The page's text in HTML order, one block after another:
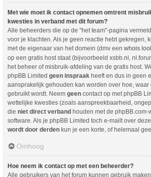
Met wie moet ik contact opnemen omtrent
kwesties in verband met dit forum?
Alle beheerders die op de "het team"-pagina
voor je klachten. Als je geen reactie hebt gekregen,
met de eigenaar van het domein (dmv een whois
op een gratis host staat (bijvoorbeeld xsbb.nl,
het beheer of misbruik-afdeling van de gratis host.
phpBB Limited geen inspraak heeft en dus in geen
aansprakelijk gehouden kan worden over hoe, waar
gebruikt wordt. Neem geen contact op met phpBB
wettelijke kwesties (zoals aanspreekbaarheid,
die niet direct verband houden met de
software. Als je phpBB Limited toch e-mailt over
wordt door derden kun je een korte, of helemaal
Omhoog
Hoe neem ik contact op met een beheerder?
Alle gebruikers van het forum kunnen gebruik maken